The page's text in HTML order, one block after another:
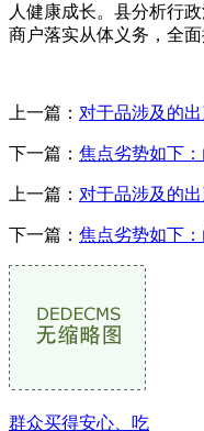
人健康成长。县分析行
商户落实从体义务，全
上一篇： 对于品涉及的
下一篇： 焦点劣势如下
上一篇： 对于品涉及的
下一篇： 焦点劣势如下
群众买得安心、吃